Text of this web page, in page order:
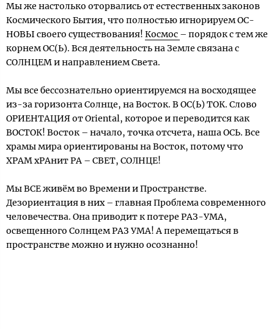
Мы же настолько оторвались от естественных законов
Космического Бытия, что полностью игнорируем ОС-
НОВЫ своего существования! Космос – порядок с тем же
корнем ОС(Ь). Вся деятельность на Земле связана с
СОЛНЦЕМ и направлением Света.
Мы все бессознательно ориентируемся на восходящее
из-за горизонта Солнце, на Восток. В ОС(Ь) ТОК. Слово
ОРИЕНТАЦИЯ от Oriental, которое и переводится как
ВОСТОК! Восток – начало, точка отсчета, наша ОСЬ. Все
храмы мира ориентированы на Восток, потому что
ХРАМ хРАнит РА – СВЕТ, СОЛНЦЕ!
Мы ВСЕ живём во Времени и Пространстве.
Дезориентация в них – главная Проблема современного
человечества. Она приводит к потере РАЗ-УМА,
освещенного Солнцем РАЗ УМА! А перемещаться в
пространстве можно и нужно осознанно!